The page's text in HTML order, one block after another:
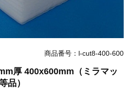
商品番号：l-cut8-400-600
厚 400x600mm（ミラマッ
品）